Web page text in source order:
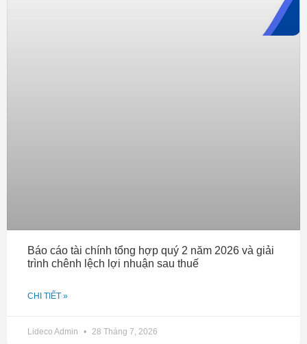
Báo cáo tài chính tổng hợp quý 2 năm 2026 và giải
trình chênh lệch lợi nhuận sau thuế
CHI TIẾT »
Lideco Admin 28 Tháng 7, 2026